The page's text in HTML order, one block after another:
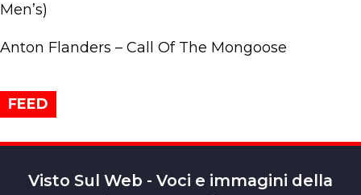
Men’s)
Anton Flanders – Call Of The Mongoose
FEED
Visto Sul Web - Voci e immagini della